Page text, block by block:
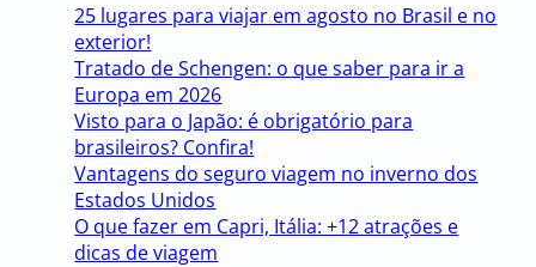
25 lugares para viajar em agosto no Brasil e no
exterior!
Tratado de Schengen: o que saber para ir a
Europa em 2026
Visto para o Japão: é obrigatório para
brasileiros? Confira!
Vantagens do seguro viagem no inverno dos
Estados Unidos
O que fazer em Capri, Itália: +12 atrações e
dicas de viagem